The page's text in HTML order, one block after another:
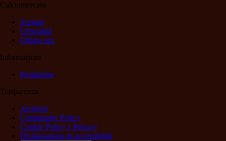
Calciomercato
Scenari
Ufficialità
Ultima ora
Informazioni
Redazione
Trasparenza
Archivio
Community Policy
Cookie Policy e Privacy
Dichiarazione di accessibilità